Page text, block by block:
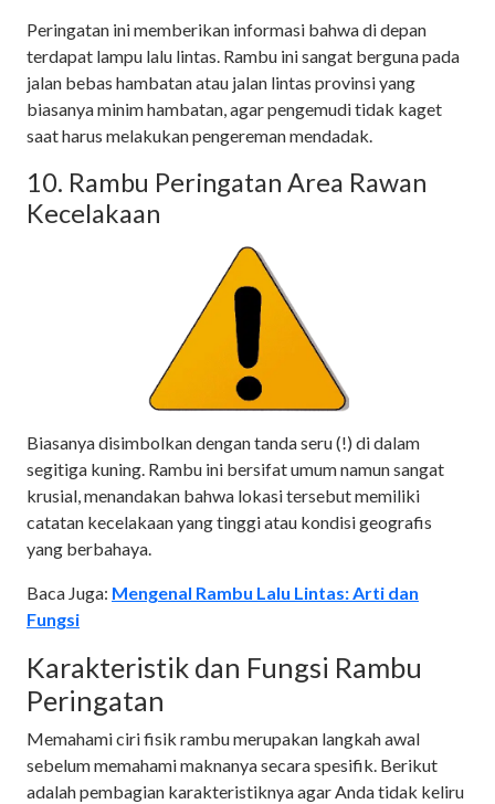
Peringatan ini memberikan informasi bahwa di depan
terdapat lampu lalu lintas. Rambu ini sangat berguna pada
jalan bebas hambatan atau jalan lintas provinsi yang
biasanya minim hambatan, agar pengemudi tidak kaget
saat harus melakukan pengereman mendadak.
10. Rambu Peringatan Area Rawan
Kecelakaan
Biasanya disimbolkan dengan tanda seru (!) di dalam
segitiga kuning. Rambu ini bersifat umum namun sangat
krusial, menandakan bahwa lokasi tersebut memiliki
catatan kecelakaan yang tinggi atau kondisi geografis
yang berbahaya.
Baca Juga: Mengenal Rambu Lalu Lintas: Arti dan
Fungsi
Karakteristik dan Fungsi Rambu
Peringatan
Memahami ciri fisik rambu merupakan langkah awal
sebelum memahami maknanya secara spesifik. Berikut
adalah pembagian karakteristiknya agar Anda tidak keliru